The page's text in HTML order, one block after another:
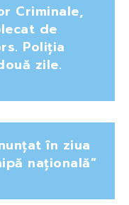
Criminale,
de
Poliția
zile.
în ziua
națională”